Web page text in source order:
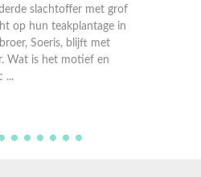
slachtoffer met grof
op hun teakplantage in
Soeris, blijft met
Wat is het motief en
...